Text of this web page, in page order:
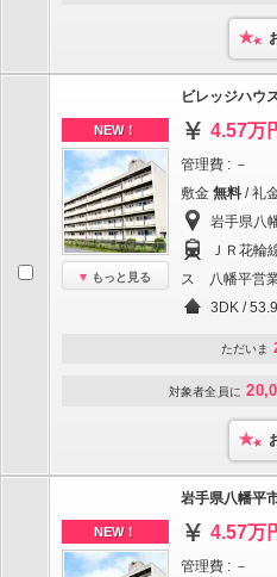
NEW！
もっと見る
ビレッジハウ
4.57万
管理費 : －
敷金 無料 / 礼
岩手県八
ＪＲ花輪
ス 八幡平営
3DK /
ただいま
対象者全員に
NEW！
岩手県八幡平
4.57万
管理費 : －